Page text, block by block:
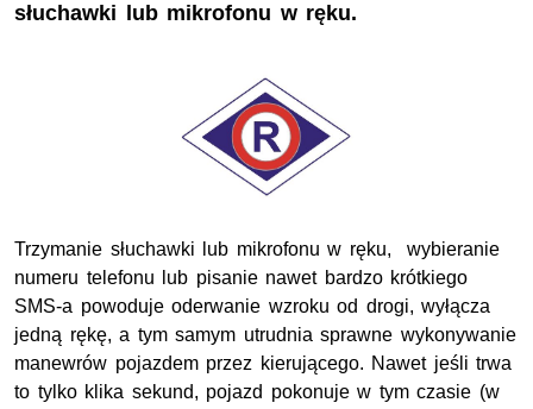
słuchawki lub mikrofonu w ręku.
Trzymanie słuchawki lub mikrofonu w ręku, wybieranie
numeru telefonu lub pisanie nawet bardzo krótkiego
SMS-a powoduje oderwanie wzroku od drogi, wyłącza
jedną rękę, a tym samym utrudnia sprawne wykonywanie
manewrów pojazdem przez kierującego. Nawet jeśli trwa
to tylko klika sekund, pojazd pokonuje w tym czasie (w